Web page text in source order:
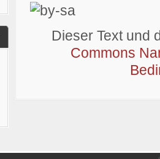
Dieser Text und
Commons